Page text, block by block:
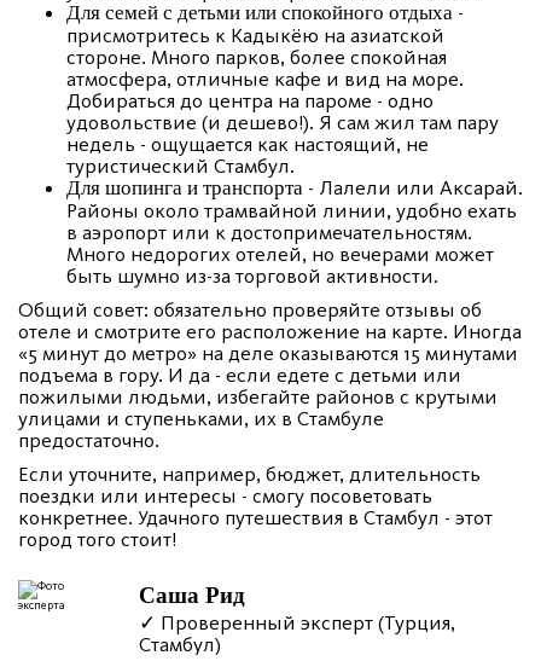
Для семей с детьми или спокойного отдыха -
присмотритесь к Кадыкёю на азиатской
стороне. Много парков, более спокойная
атмосфера, отличные кафе и вид на море.
Добираться до центра на пароме - одно
удовольствие (и дешево!). Я сам жил там пару
недель - ощущается как настоящий, не
туристический Стамбул.
Для шопинга и транспорта - Лалели или Аксарай.
Районы около трамвайной линии, удобно ехать
в аэропорт или к достопримечательностям.
Много недорогих отелей, но вечерами может
быть шумно из-за торговой активности.
Общий совет: обязательно проверяйте отзывы об
отеле и смотрите его расположение на карте. Иногда
«5 минут до метро» на деле оказываются 15 минутами
подъема в гору. И да - если едете с детьми или
пожилыми людьми, избегайте районов с крутыми
улицами и ступеньками, их в Стамбуле
предостаточно.
Если уточните, например, бюджет, длительность
поездки или интересы - смогу посоветовать
конкретнее. Удачного путешествия в Стамбул - этот
город того стоит!
Саша Рид
✓ Проверенный эксперт (Турция,
Стамбул)